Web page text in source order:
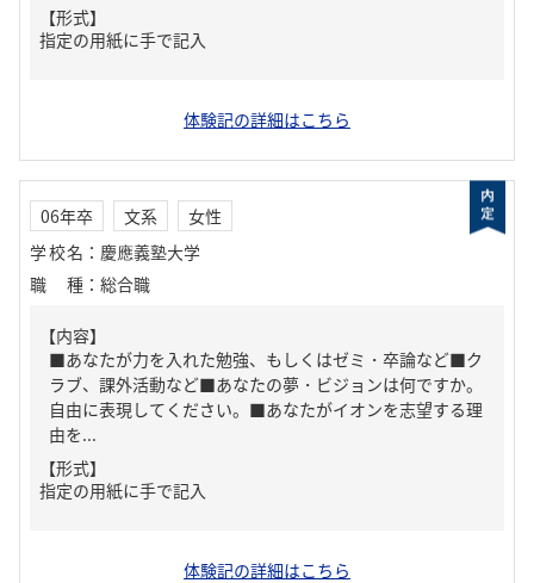
【形式】
指定の用紙に手で記入
体験記の詳細はこちら
06年卒 文系
女性
学校名 ： 慶應義塾大学
職種 ： 総合職
【内容】
■あなたが力を入れた勉強、もしくはゼミ・卒論など■ク
ラブ、課外活動など■あなたの夢・ビジョンは何ですか。
自由に表現してください。■あなたがイオンを志望する理
由を...
【形式】
指定の用紙に手で記入
体験記の詳細はこちら